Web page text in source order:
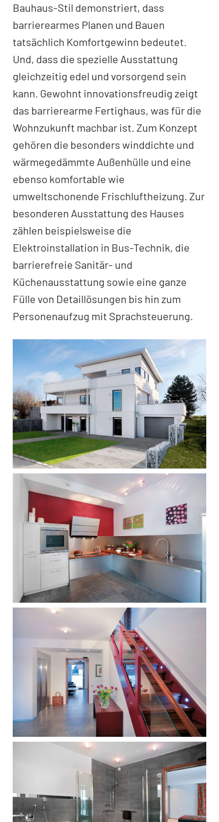
Bauhaus-Stil demonstriert, dass
barrierearmes Planen und Bauen
tatsächlich Komfortgewinn bedeutet.
Und, dass die spezielle Ausstattung
gleichzeitig edel und vorsorgend sein
kann. Gewohnt innovationsfreudig zeigt
das barrierearme Fertighaus, was für die
Wohnzukunft machbar ist. Zum Konzept
gehören die besonders winddichte und
wärmegedämmte Außenhülle und eine
ebenso komfortable wie
umweltschonende Frischluftheizung. Zur
besonderen Ausstattung des Hauses
zählen beispielsweise die
Elektroinstallation in Bus-Technik, die
barrierefreie Sanitär- und
Küchenausstattung sowie eine ganze
Fülle von Detaillösungen bis hin zum
Personenaufzug mit Sprachsteuerung.